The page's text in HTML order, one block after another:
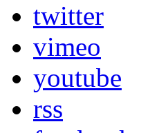
twitter
vimeo
youtube
rss